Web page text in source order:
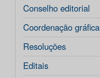
Conselho editorial
Coordenação gráfica
Resoluções
Editais